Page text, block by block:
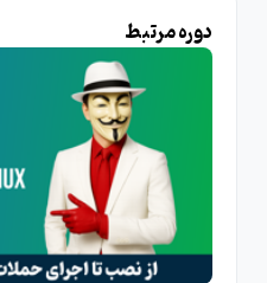
دوره مرتبط